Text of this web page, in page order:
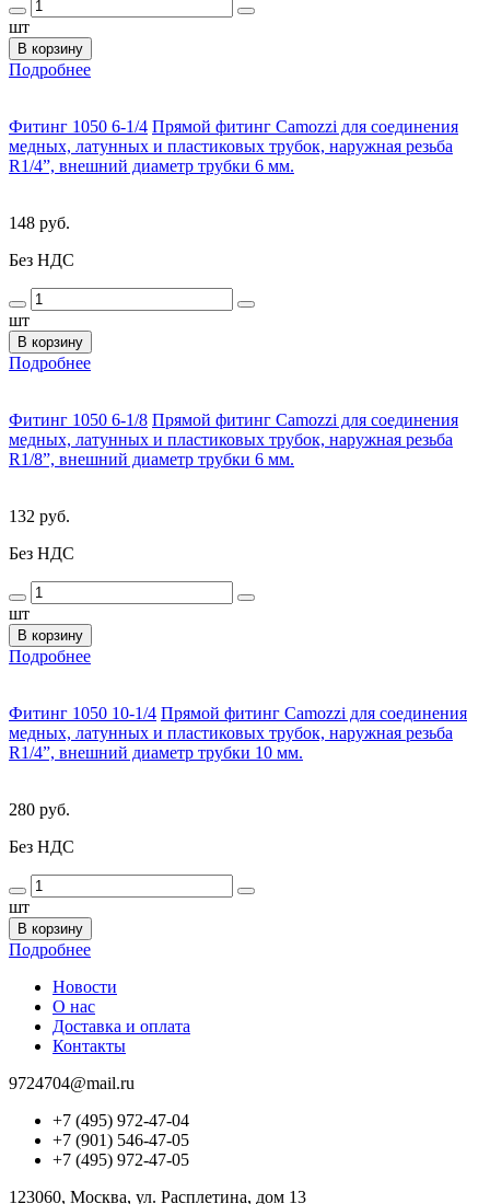
шт
В корзину
Подробнее
Фитинг 1050 6-1/4 Прямой фитинг Camozzi для соединения
медных, латунных и пластиковых трубок, наружная резьба
R1/4”, внешний диаметр трубки 6 мм.
148 руб.
Без НДС
шт
В корзину
Подробнее
Фитинг 1050 6-1/8 Прямой фитинг Camozzi для соединения
медных, латунных и пластиковых трубок, наружная резьба
R1/8”, внешний диаметр трубки 6 мм.
132 руб.
Без НДС
шт
В корзину
Подробнее
Фитинг 1050 10-1/4 Прямой фитинг Camozzi для соединения
медных, латунных и пластиковых трубок, наружная резьба
R1/4”, внешний диаметр трубки 10 мм.
280 руб.
Без НДС
шт
В корзину
Подробнее
Новости
О нас
Доставка и оплата
Контакты
9724704@mail.ru
+7 (495) 972-47-04
+7 (901) 546-47-05
+7 (495) 972-47-05
123060, Москва, ул. Расплетина, дом 13